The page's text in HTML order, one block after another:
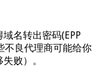
名转出密码(EPP
不良代理商可能给你
败）。